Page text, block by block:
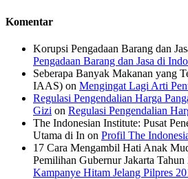
Komentar
Korupsi Pengadaan Barang dan
Pengadaan Barang dan Jasa di
Seberapa Banyak Makanan yang
IAAS) on Mengingat Lagi Arti
Regulasi Pengendalian Harga
Gizi on Regulasi Pengendalian
The Indonesian Institute: Pusat
Utama di In on Profil The
17 Cara Mengambil Hati Anak
Pemilihan Gubernur Jakarta
Kampanye Hitam Jelang Pilpres